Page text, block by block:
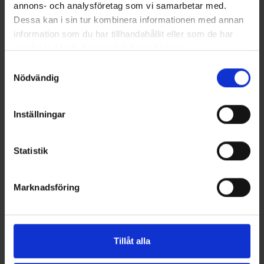
annons- och analysföretag som vi samarbetar med.
Dessa kan i sin tur kombinera informationen med annan
information som du har tillhandahållit eller som de har
samlat in när du har använt deras tjänster.
Nödvändig
Inställningar
Statistik
Marknadsföring
Tillåt alla
Abu Garcia
ABU Reflex Red 12g - Guld
Abu Garcia
ABU Reflex Red 12g - Holo